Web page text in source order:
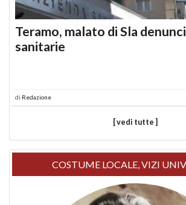
Teramo, malato di Sla
sanitarie
di Redazione
[ vedi tutte ]
COSTUME LOCALE, VIZI